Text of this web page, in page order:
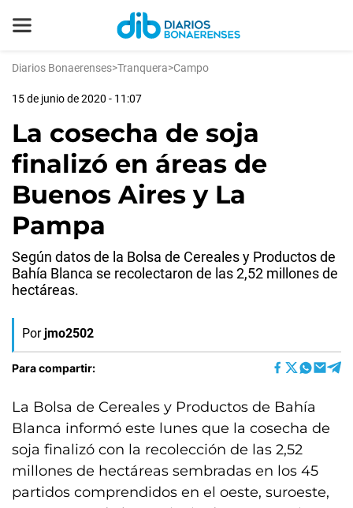
Diarios Bonaerenses>Tranquera>Campo
15 de junio de 2020 - 11:07
La cosecha de soja
finalizó en áreas de
Buenos Aires y La
Pampa
Según datos de la Bolsa de Cereales y Productos de
Bahía Blanca se recolectaron de las 2,52 millones de
hectáreas.
Por jmo2502
Para compartir:
La Bolsa de Cereales y Productos de Bahía
Blanca informó este lunes que la cosecha de
soja finalizó con la recolección de las 2,52
millones de hectáreas sembradas en los 45
partidos comprendidos en el oeste, suroeste,